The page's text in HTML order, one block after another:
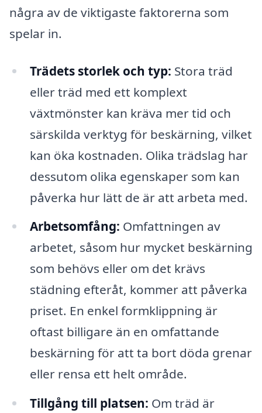
några av de viktigaste faktorerna som
spelar in.
Trädets storlek och typ: Stora träd
eller träd med ett komplext
växtmönster kan kräva mer tid och
särskilda verktyg för beskärning, vilket
kan öka kostnaden. Olika trädslag har
dessutom olika egenskaper som kan
påverka hur lätt de är att arbeta med.
Arbetsomfång: Omfattningen av
arbetet, såsom hur mycket beskärning
som behövs eller om det krävs
städning efteråt, kommer att påverka
priset. En enkel formklippning är
oftast billigare än en omfattande
beskärning för att ta bort döda grenar
eller rensa ett helt område.
Tillgång till platsen: Om träd är